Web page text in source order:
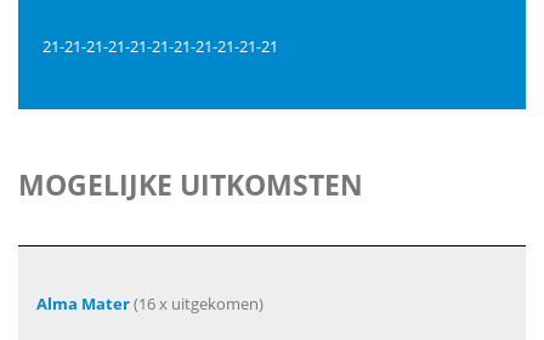
21-21-21-21-21-21-21-21-21-21-21
MOGELIJKE UITKOMSTEN
Alma Mater(16 x uitgekomen)